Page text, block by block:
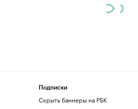
Подписки
Скрыть баннеры на РБК